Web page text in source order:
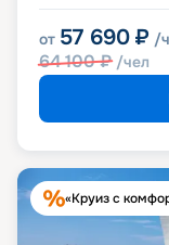
от 57 690 ₽ /
64 100₽ /чел
«Круиз с